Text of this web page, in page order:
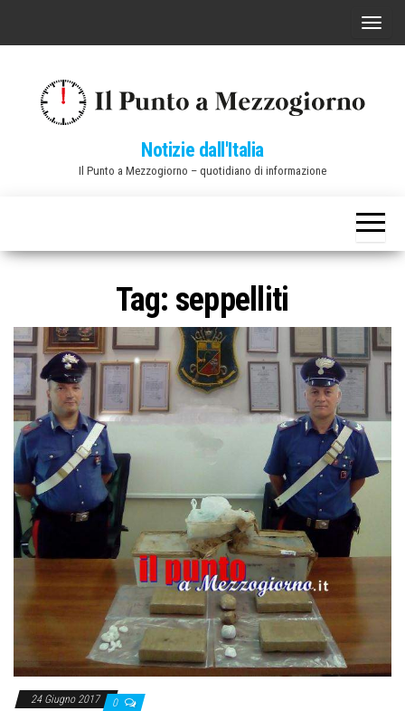
C
a
v
a
z
e
Notizie dall'Italia
Il Punto a Mezzogiorno – quotidiano di informazione
Tag: seppelliti
24 Giugno 2017 0